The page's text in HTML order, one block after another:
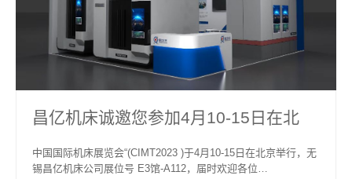
昌亿机床诚邀您参加4月10-15日在北
中国国际机床展览会“(CIMT2023 )于4月10-15日在北京举行，无
锡昌亿机床公司展位号 E3馆-A112，届时欢迎各位…